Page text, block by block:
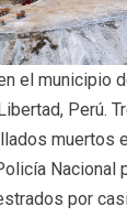
el municipio
Perú.
muertos
Nacional
por